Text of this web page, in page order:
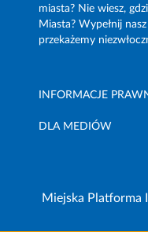
miasta? Nie wiesz,
Miasta? Wypełnij
przekażemy
INFORMACJE
DLA MEDIÓW
Miejska Platforma